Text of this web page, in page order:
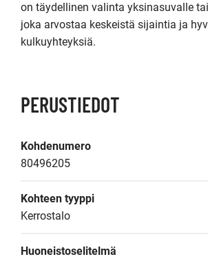
on täydellinen valinta yksinasuvalle
joka arvostaa keskeistä sijaintia ja
kulkuyhteyksiä.
PERUSTIEDOT
Kohdenumero
80496205
Kohteen tyyppi
Kerrostalo
Huoneistoselitelmä